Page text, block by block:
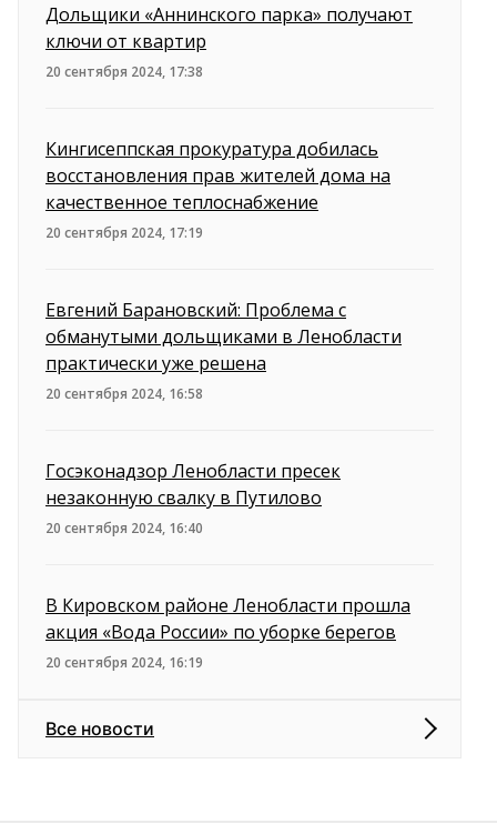
Дольщики «Аннинского парка» получают
ключи от квартир
20 сентября 2024, 17:38
Кингисеппская прокуратура добилась
восстановления прав жителей дома на
качественное теплоснабжение
20 сентября 2024, 17:19
Евгений Барановский: Проблема с
обманутыми дольщиками в Ленобласти
практически уже решена
20 сентября 2024, 16:58
Госэконадзор Ленобласти пресек
незаконную свалку в Путилово
20 сентября 2024, 16:40
В Кировском районе Ленобласти прошла
акция «Вода России» по уборке берегов
20 сентября 2024, 16:19
Все новости